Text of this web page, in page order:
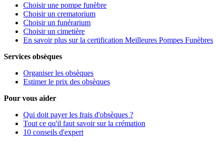
Choisir une pompe funèbre
Choisir un crematorium
Choisir un funérarium
Choisir un cimetière
En savoir plus sur la certification Meilleures Pompes Funèbres
Services obsèques
Organiser les obsèques
Estimer le prix des obsèques
Pour vous aider
Qui doit payer les frais d'obsèques ?
Tout ce qu'il faut savoir sur la crémation
10 conseils d'expert